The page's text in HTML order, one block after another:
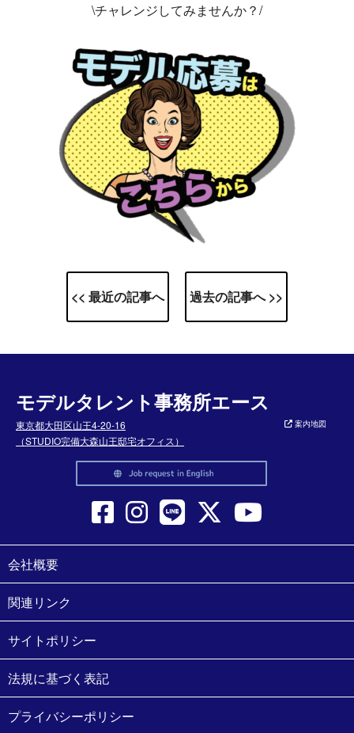
\チャレンジしてみませんか？/
<< 最近の記事へ 過去の記事へ >>
モデルタレント事務所エース
東京都大田区山王4-20-16
（STUDIO完備大森山王邸宅オフィス）
案内地図
会社概要
関連リンク
サイトポリシー
法規に基づく表記
プライバシーポリシー